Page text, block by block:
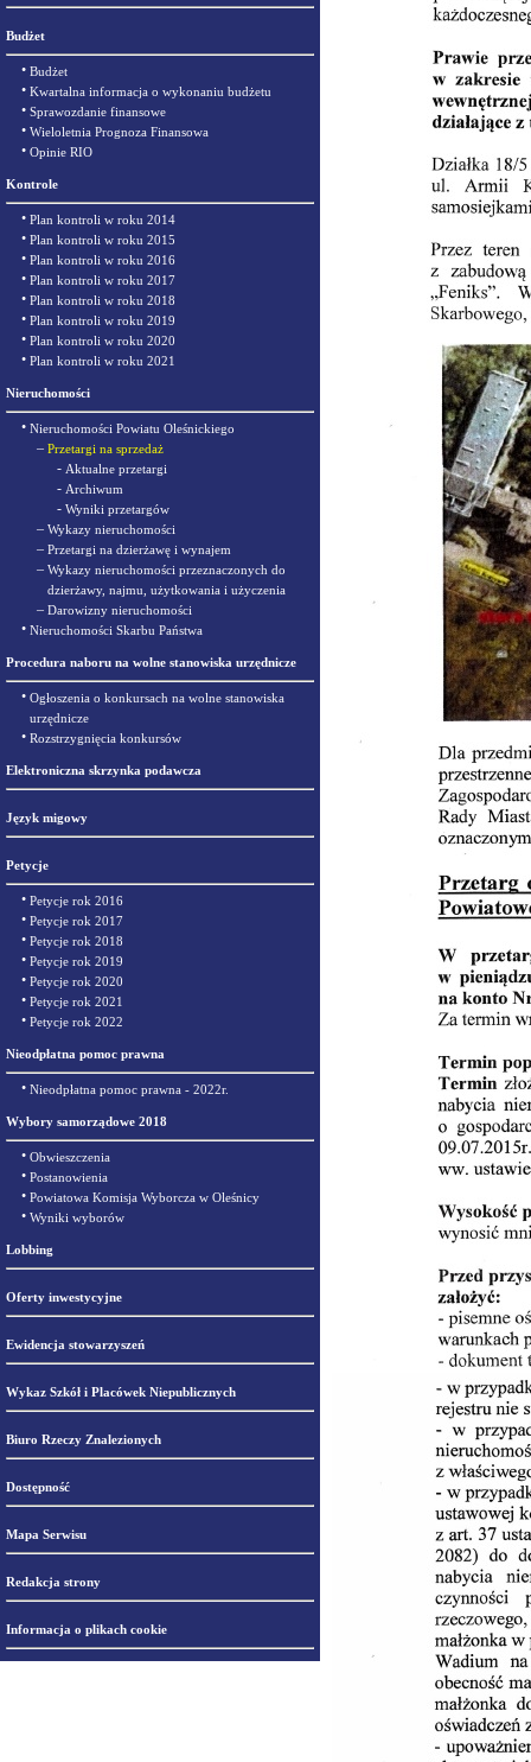
Budżet
• Budżet
• Kwartalna informacja o wykonaniu budżetu
• Sprawozdanie finansowe
• Wieloletnia Prognoza Finansowa
• Opinie RIO
Kontrole
• Plan kontroli w roku 2014
• Plan kontroli w roku 2015
• Plan kontroli w roku 2016
• Plan kontroli w roku 2017
• Plan kontroli w roku 2018
• Plan kontroli w roku 2019
• Plan kontroli w roku 2020
• Plan kontroli w roku 2021
Nieruchomości
• Nieruchomości Powiatu Oleśnickiego
– Przetargi na sprzedaż
- Aktualne przetargi
- Archiwum
- Wyniki przetargów
– Wykazy nieruchomości
– Przetargi na dzierżawę i wynajem
– Wykazy nieruchomości przeznaczonych do
dzierżawy, najmu, użytkowania i użyczenia
– Darowizny nieruchomości
• Nieruchomości Skarbu Państwa
Procedura naboru na wolne stanowiska urzędnicze
• Ogłoszenia o konkursach na wolne stanowiska
urzędnicze
• Rozstrzygnięcia konkursów
Elektroniczna skrzynka podawcza
Język migowy
Petycje
• Petycje rok 2016
• Petycje rok 2017
• Petycje rok 2018
• Petycje rok 2019
• Petycje rok 2020
• Petycje rok 2021
• Petycje rok 2022
Nieodpłatna pomoc prawna
• Nieodpłatna pomoc prawna - 2022r.
Wybory samorządowe 2018
• Obwieszczenia
• Postanowienia
• Powiatowa Komisja Wyborcza w Oleśnicy
• Wyniki wyborów
Lobbing
Oferty inwestycyjne
Ewidencja stowarzyszeń
Wykaz Szkół i Placówek Niepublicznych
Biuro Rzeczy Znalezionych
Dostępność
Mapa Serwisu
Redakcja strony
Informacja o plikach cookie